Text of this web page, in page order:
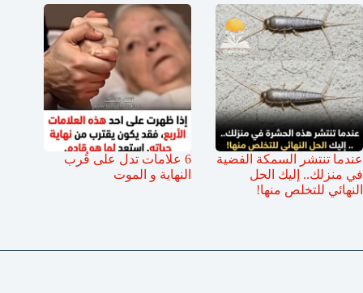
عندما تنتشر السمكة الفضية
في منزلك.. إليك الحل
النهائي للتخلص منها!
6 علامات تدل على قُرب
النهاية و الموت